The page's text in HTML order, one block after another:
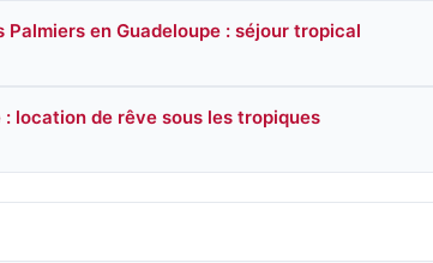
Palmiers en Guadeloupe : séjour tropical
location de rêve sous les tropiques